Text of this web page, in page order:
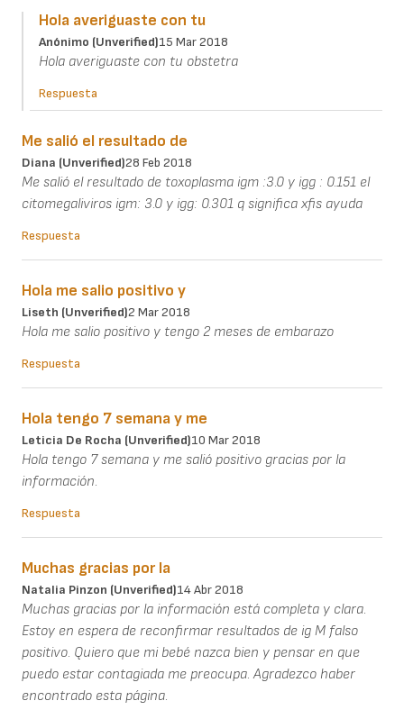
Hola averiguaste con tu
Anónimo (unverified)15 Mar 2018
Hola averiguaste con tu obstetra
Respuesta
Me salió el resultado de
Diana (unverified)28 Feb 2018
Me salió el resultado de toxoplasma igm :3.0 y igg : 0.151 el
citomegaliviros igm: 3.0 y igg: 0.301 q significa xfis ayuda
Respuesta
Hola me salio positivo y
Liseth (unverified)2 Mar 2018
Hola me salio positivo y tengo 2 meses de embarazo
Respuesta
Hola tengo 7 semana y me
Leticia De Rocha (unverified)10 Mar 2018
Hola tengo 7 semana y me salió positivo gracias por la
información.
Respuesta
Muchas gracias por la
Natalia Pinzon (unverified)14 Abr 2018
Muchas gracias por la información está completa y clara.
Estoy en espera de reconfirmar resultados de ig M falso
positivo. Quiero que mi bebé nazca bien y pensar en que
puedo estar contagiada me preocupa. Agradezco haber
encontrado esta página.